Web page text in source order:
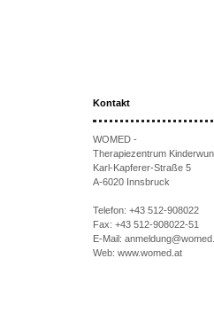
Kontakt
WOMED -
Therapiezentrum
Karl-Kapferer-Straße 5
A-6020 Innsbruck
Telefon: +43 512-908022
Fax: +43 512-908022-51
E-Mail:
Web: www.womed.at